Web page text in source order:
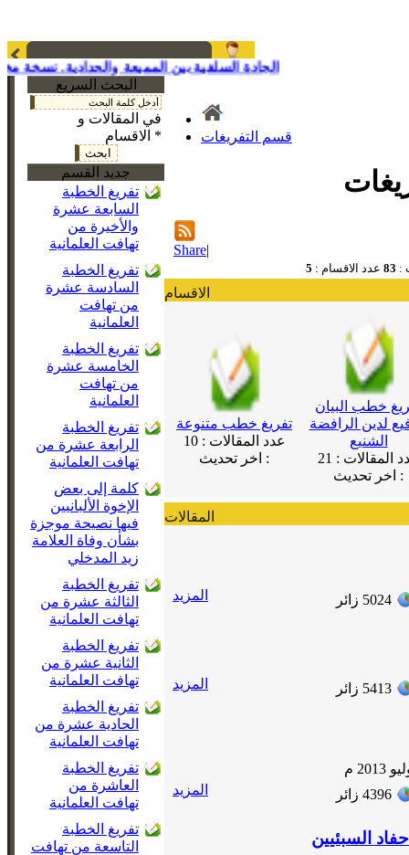
الجادة السلفية بين المميعة والحدادية. نسخة
البحث السريع
في المقالات و
الاقسام *
جديد القسم
تفريغ الخطبة
السابعة عشرة
والأخيرة من
تهافت العلمانية
تفريغ الخطبة
السادسة عشرة
من تهافت
العلمانية
تفريغ الخطبة
الخامسة عشرة
من تهافت
العلمانية
تفريغ الخطبة
الرابعة عشرة من
تهافت العلمانية
كلمة إلى بعض
الإخوة الألبانيين
فيها نصيحة موجزة
بشأن وفاة العلامة
زيد المدخلي
تفريغ الخطبة
الثالثة عشرة من
تهافت العلمانية
تفريغ الخطبة
الثانية عشرة من
تهافت العلمانية
تفريغ الخطبة
الحادية عشرة من
تهافت العلمانية
تفريغ الخطبة
العاشرة من
تهافت العلمانية
تفريغ الخطبة
التاسعة من تهافت
قسم التفريغات
Share|
:
83 عدد الاقسام : 5
الاقسام
تفريغ خطب متنوعة
عدد المقالات :10
اخر تحديث :
خطب البيان
لدين الرافضة
الشنيع
المقالات : 21
اخر تحديث :
المقالات
المزيد 5024 زائر
المزيد 5413 زائر
المزيد 4396 زائر
السبئيين